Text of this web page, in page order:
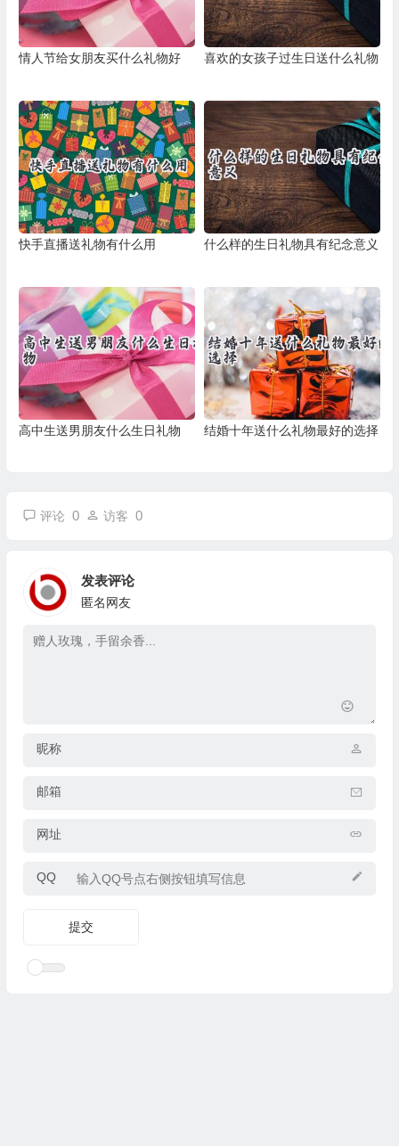
情人节给女朋友买什么礼物好 喜欢的女孩子过生日送什么礼物
快手直播送礼物有什么用 什么样的生日礼物具有纪念意义
高中生送男朋友什么生日礼物 结婚十年送什么礼物最好的选择
评论 0 访客 0
发表评论
匿名网友
昵称
邮箱
网址
QQ